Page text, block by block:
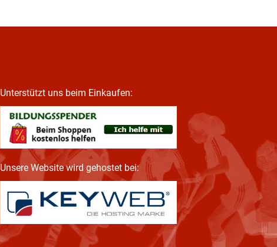
Unterstützt uns beim Einkaufen:
Unsere Website wird gehostet bei: